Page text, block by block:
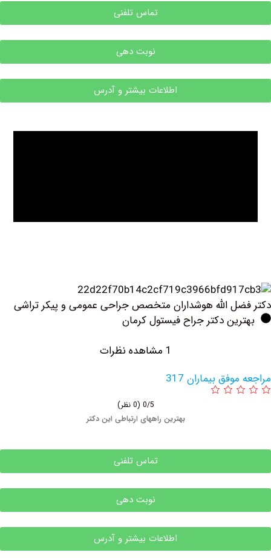
تماس تلفنی
نوبت دهی
اطلاعات بیشتر و آدرس
الله هوشداران متخصص جراحی عمومی و پیکر تراشی
دکتر جراح فیستول کرمان
بیماران 317
بهترین راههای ارتباطی این دکتر
تماس تلفنی
نوبت دهی
اطلاعات بیشتر و آدرس